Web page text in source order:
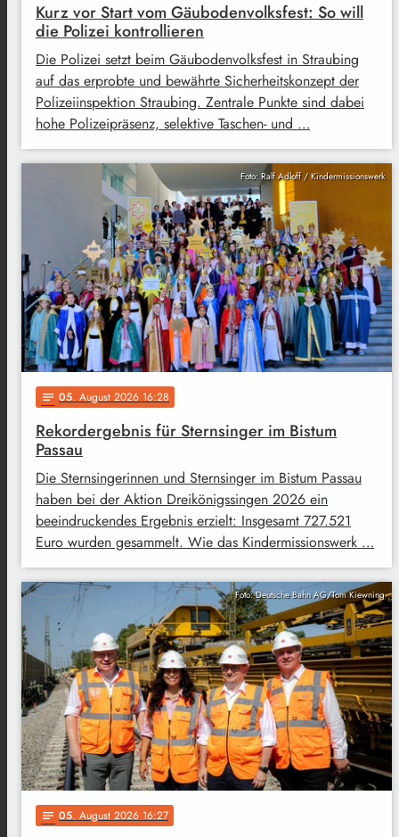
Kurz vor Start vom Gäubodenvolksfest: So will
die Polizei kontrollieren
Die Polizei setzt beim Gäubodenvolksfest in Straubing
auf das erprobte und bewährte Sicherheitskonzept der
Polizeiinspektion Straubing. Zentrale Punkte sind dabei
hohe Polizeipräsenz, selektive Taschen- und …
Foto: Ralf Adloff / Kindermissionswerk
notes 05. August 2026 16:28
Rekordergebnis für Sternsinger im Bistum
Passau
Die Sternsingerinnen und Sternsinger im Bistum Passau
haben bei der Aktion Dreikönigssingen 2026 ein
beeindruckendes Ergebnis erzielt: Insgesamt 727.521
Euro wurden gesammelt. Wie das Kindermissionswerk …
Foto: Deutsche Bahn AG/Tom Kiewning
notes 05. August 2026 16:27